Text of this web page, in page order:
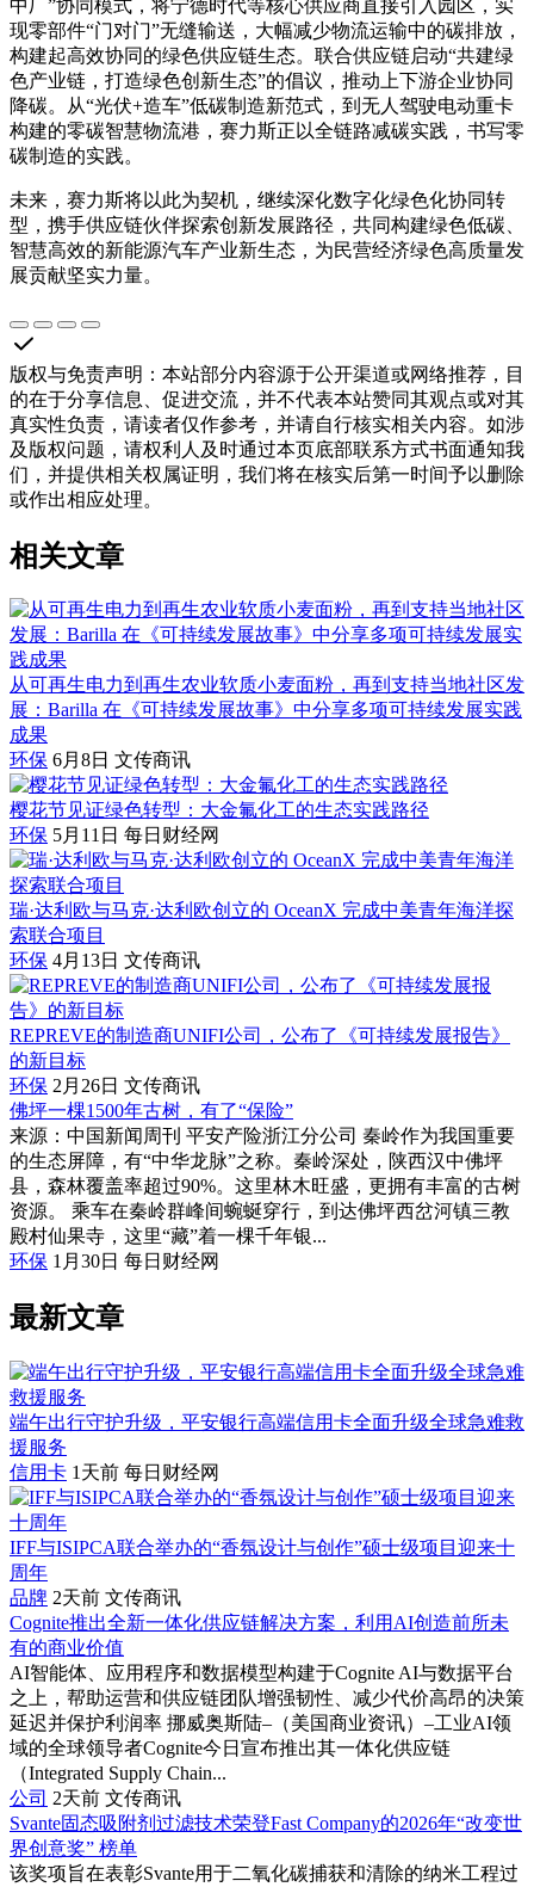
中厂”协同模式，将宁德时代等核心供应商直接引入园区，实
现零部件“门对门”无缝输送，大幅减少物流运输中的碳排放，
构建起高效协同的绿色供应链生态。联合供应链启动“共建绿
色产业链，打造绿色创新生态”的倡议，推动上下游企业协同
降碳。从“光伏+造车”低碳制造新范式，到无人驾驶电动重卡
构建的零碳智慧物流港，赛力斯正以全链路减碳实践，书写零
碳制造的实践。
未来，赛力斯将以此为契机，继续深化数字化绿色化协同转
型，携手供应链伙伴探索创新发展路径，共同构建绿色低碳、
智慧高效的新能源汽车产业新生态，为民营经济绿色高质量发
展贡献坚实力量。
版权与免责声明 ： 本站部分内容源于公开渠道或网络推荐，目
的在于分享信息、促进交流，并不代表本站赞同其观点或对其
真实性负责，请读者仅作参考，并请自行核实相关内容。如涉
及版权问题，请权利人及时通过本页底部联系方式书面通知我
们，并提供相关权属证明，我们将在核实后第一时间予以删除
或作出相应处理。
相关文章
从可再生电力到再生农业软质小麦面粉，再到支持当地社区发
展：Barilla 在《可持续发展故事》中分享多项可持续发展实践
成果
环保 6月8日 文传商讯
樱花节见证绿色转型：大金氟化工的生态实践路径
环保 5月11日 每日财经网
瑞·达利欧与马克·达利欧创立的 OceanX 完成中美青年海洋探
索联合项目
环保 4月13日 文传商讯
REPREVE的制造商UNIFI公司，公布了《可持续发展报告》
的新目标
环保 2月26日 文传商讯
佛坪一棵1500年古树，有了“保险”
来源：中国新闻周刊 平安产险浙江分公司 秦岭作为我国重要
的生态屏障，有“中华龙脉”之称。秦岭深处，陕西汉中佛坪
县，森林覆盖率超过90%。这里林木旺盛，更拥有丰富的古树
资源。 乘车在秦岭群峰间蜿蜒穿行，到达佛坪西岔河镇三教
殿村仙果寺，这里“藏”着一棵千年银...
环保 1月30日 每日财经网
最新文章
端午出行守护升级，平安银行高端信用卡全面升级全球急难救
援服务
信用卡 1天前 每日财经网
IFF与ISIPCA联合举办的“香氛设计与创作”硕士级项目迎来十
周年
品牌 2天前 文传商讯
Cognite推出全新一体化供应链解决方案，利用AI创造前所未
有的商业价值
AI智能体、应用程序和数据模型构建于Cognite AI与数据平台
之上，帮助运营和供应链团队增强韧性、减少代价高昂的决策
延迟并保护利润率 挪威奥斯陆–（美国商业资讯）–工业AI领
域的全球领导者Cognite今日宣布推出其一体化供应链
（Integrated Supply Chain...
公司 2天前 文传商讯
Svante固态吸附剂过滤技术荣登Fast Company的2026年“改变世
界创意奖” 榜单
该奖项旨在表彰Svante用于二氧化碳捕获和清除的纳米工程过